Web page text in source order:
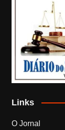
Links
O Jornal